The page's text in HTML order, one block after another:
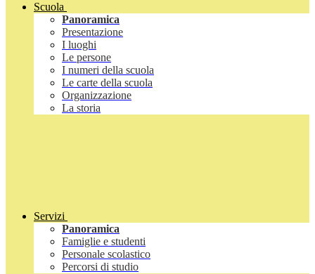
Scuola
Panoramica
Presentazione
I luoghi
Le persone
I numeri della scuola
Le carte della scuola
Organizzazione
La storia
Servizi
Panoramica
Famiglie e studenti
Personale scolastico
Percorsi di studio